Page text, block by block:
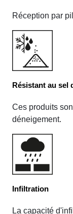
Réception par
Résistant au sel
Ces produits
déneigement.
Infiltration
La capacité